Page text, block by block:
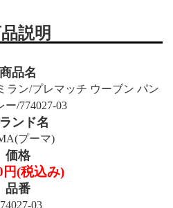
説明
商品名
ラン/プレマッチ ウーブン パン
ー/774027-03
ンド名
プーマ)
価格
円(税込み)
品番
03